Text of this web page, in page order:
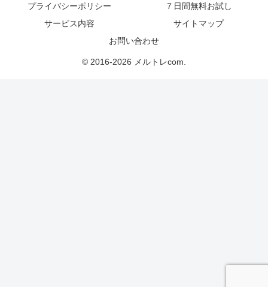
プライバシーポリシー
７日間無料お試し
サービス内容
サイトマップ
お問い合わせ
© 2016-2026 メルトレcom.